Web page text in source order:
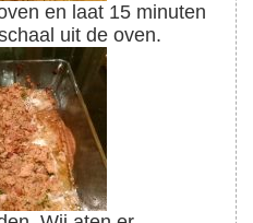
uit de oven.